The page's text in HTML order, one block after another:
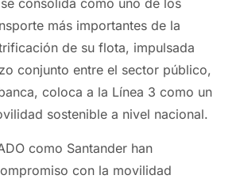
consolida como uno de los
más importantes de la
de su flota, impulsada
conjunto entre el sector público,
coloca a la Línea 3 como un
sostenible a nivel nacional.
como Santander han
con la movilidad